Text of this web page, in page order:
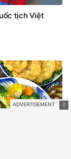
tịch Việt